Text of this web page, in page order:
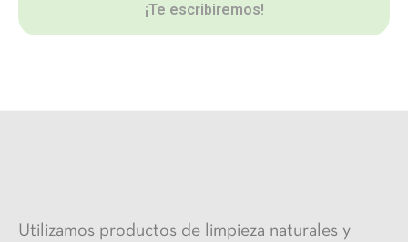
¡Te escribiremos!
Utilizamos productos de limpieza naturales y